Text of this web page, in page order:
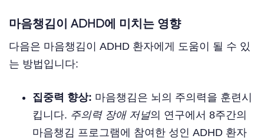
마음챙김이 ADHD에 미치는 영향
다음은 마음챙김이 ADHD 환자에게 도움이 될 수 있
는 방법입니다:
집중력 향상: 마음챙김은 뇌의 주의력을 훈련시
킵니다. 주의력 장애 저널의 연구에서 8주간의
마음챙김 프로그램에 참여한 성인 ADHD 환자